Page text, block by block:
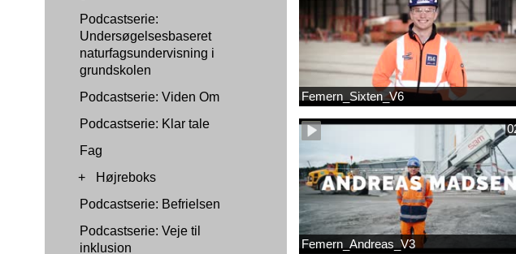
Podcastserie:
Undersøgelsesbaseret
naturfagsundervisning i
grundskolen
Podcastserie: Viden Om
Podcastserie: Klar tale
Fag
+
Højreboks
Podcastserie: Befrielsen
Podcastserie: Veje til
inklusion
Femern_Sixten_V6
Femern_Andreas_V3